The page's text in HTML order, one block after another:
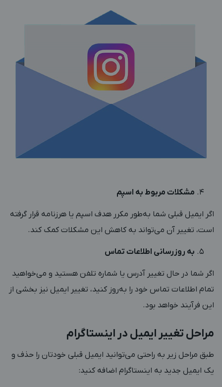
مشکلات مربوط به اسپم
اگر ایمیل قبلی شما به‌طور مکرر هدف اسپم یا هرزنامه قرار گرفته
است، تغییر آن می‌تواند به کاهش این مشکلات کمک کند.
به روزرسانی اطلاعات تماس
اگر شما در حال تغییر آدرس یا شماره تلفن هستید و می‌خواهید
تمام اطلاعات تماس خود را به‌روز کنید، تغییر ایمیل نیز بخشی از
این فرآیند خواهد بود.
مراحل تغییر ایمیل در اینستاگرام
طبق مراحل زیر به راحتی می‌توانید ایمیل قبلی خودتان را حذف و
یک ایمیل جدید به اینستاگرام اضافه کنید: